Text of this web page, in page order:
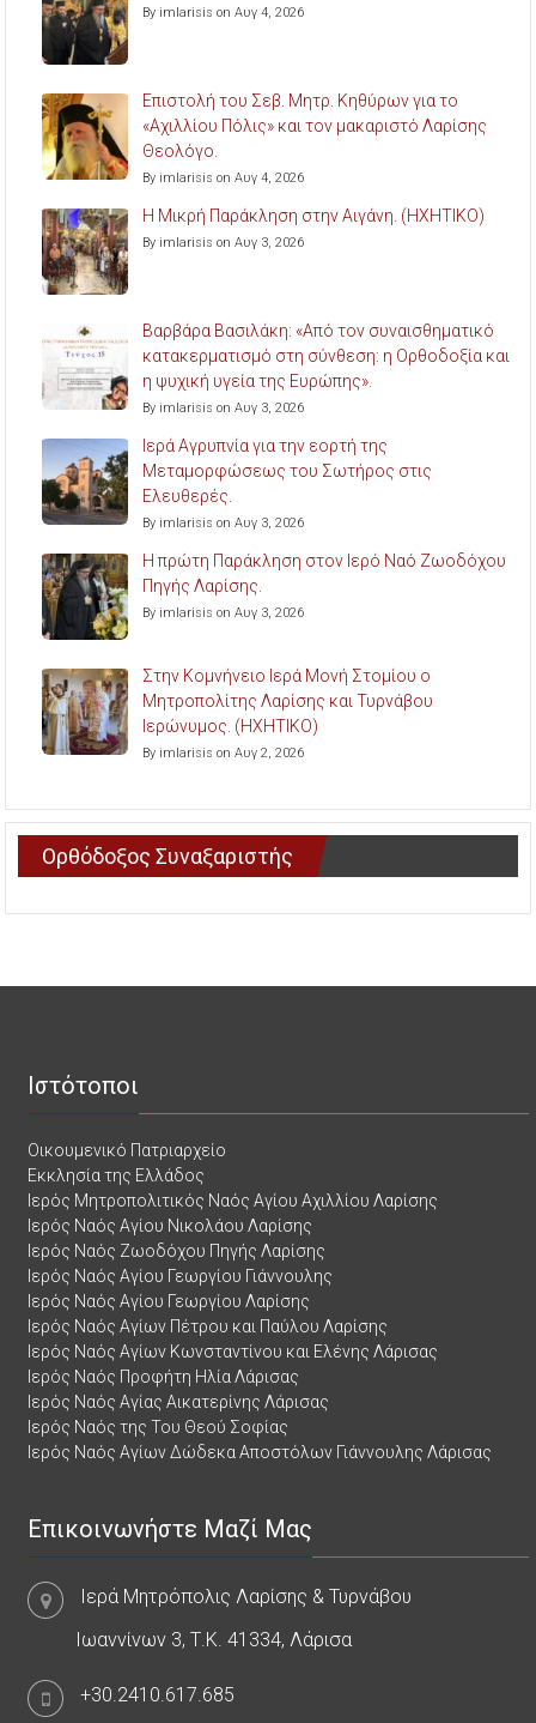
By imlarisis on Αυγ 4, 2026
Επιστολή του Σεβ. Μητρ. Κηθύρων για το
«Αχιλλίου Πόλις» και τον μακαριστό Λαρίσης
Θεολόγο.
By imlarisis on Αυγ 4, 2026
Η Μικρή Παράκληση στην Αιγάνη. (ΗΧΗΤΙΚΟ)
By imlarisis on Αυγ 3, 2026
Βαρβάρα Βασιλάκη: «Από τον συναισθηματικό
κατακερματισμό στη σύνθεση: η Ορθοδοξία και
η ψυχική υγεία της Ευρώπης».
By imlarisis on Αυγ 3, 2026
Ιερά Αγρυπνία για την εορτή της
Μεταμορφώσεως του Σωτήρος στις
Ελευθερές.
By imlarisis on Αυγ 3, 2026
Η πρώτη Παράκληση στον Ιερό Ναό Ζωοδόχου
Πηγής Λαρίσης.
By imlarisis on Αυγ 3, 2026
Στην Κομνήνειο Ιερά Μονή Στομίου ο
Μητροπολίτης Λαρίσης και Τυρνάβου
Ιερώνυμος. (ΗΧΗΤΙΚΟ)
By imlarisis on Αυγ 2, 2026
Ορθόδοξος Συναξαριστής
Ιστότοποι
Οικουμενικό Πατριαρχείο
Εκκλησία της Ελλάδος
Ιερός Μητροπολιτικός Ναός Αγίου Αχιλλίου Λαρίσης
Ιερός Ναός Αγίου Νικολάου Λαρίσης
Ιερός Ναός Ζωοδόχου Πηγής Λαρίσης
Ιερός Ναός Αγίου Γεωργίου Γιάννουλης
Ιερός Ναός Αγίου Γεωργίου Λαρίσης
Ιερός Ναός Αγίων Πέτρου και Παύλου Λαρίσης
Ιερός Ναός Αγίων Κωνσταντίνου και Ελένης Λάρισας
Ιερός Ναός Προφήτη Ηλία Λάρισας
Ιερός Ναός Αγίας Αικατερίνης Λάρισας
Ιερός Ναός της Του Θεού Σοφίας
Ιερός Ναός Αγίων Δώδεκα Αποστόλων Γιάννουλης Λάρισας
Επικοινωνήστε Μαζί Μας
Ιερά Μητρόπολις Λαρίσης & Τυρνάβου
Ιωαννίνων 3, Τ.Κ. 41334, Λάρισα
+30.2410.617.685